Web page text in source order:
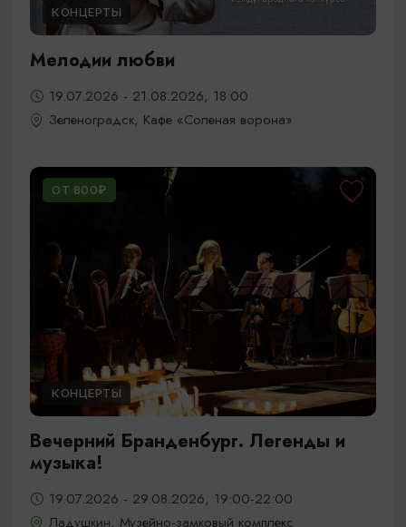
КОНЦЕРТЫ
Мелодии любви
19.07.2026 - 21.08.2026, 18:00
Зеленоградск, Кафе «Соленая ворона»
ОТ 800₽
КОНЦЕРТЫ
Вечерний Бранденбург. Легенды и
музыка!
19.07.2026 - 29.08.2026, 19:00-22:00
Ладушкин, Музейно-замковый комплекс